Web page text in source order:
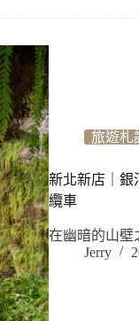
旅遊札
新北新店｜銀
纜車
在幽暗的山
Jerry